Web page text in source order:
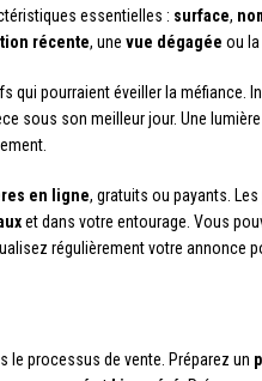
essentielles : surface,
récente, une vue dégagée ou la
qui pourraient éveiller la méfiance.
sous son meilleur jour. Une
en ligne, gratuits ou payants.
et dans votre entourage. Vous
régulièrement votre annonce
le processus de vente. Préparez un